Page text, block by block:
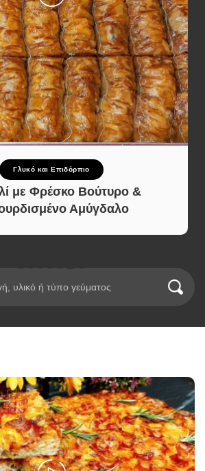
Γλυκό και Επιδόρπιο
με Φρέσκο Βούτυρο &
Αμύγδαλο